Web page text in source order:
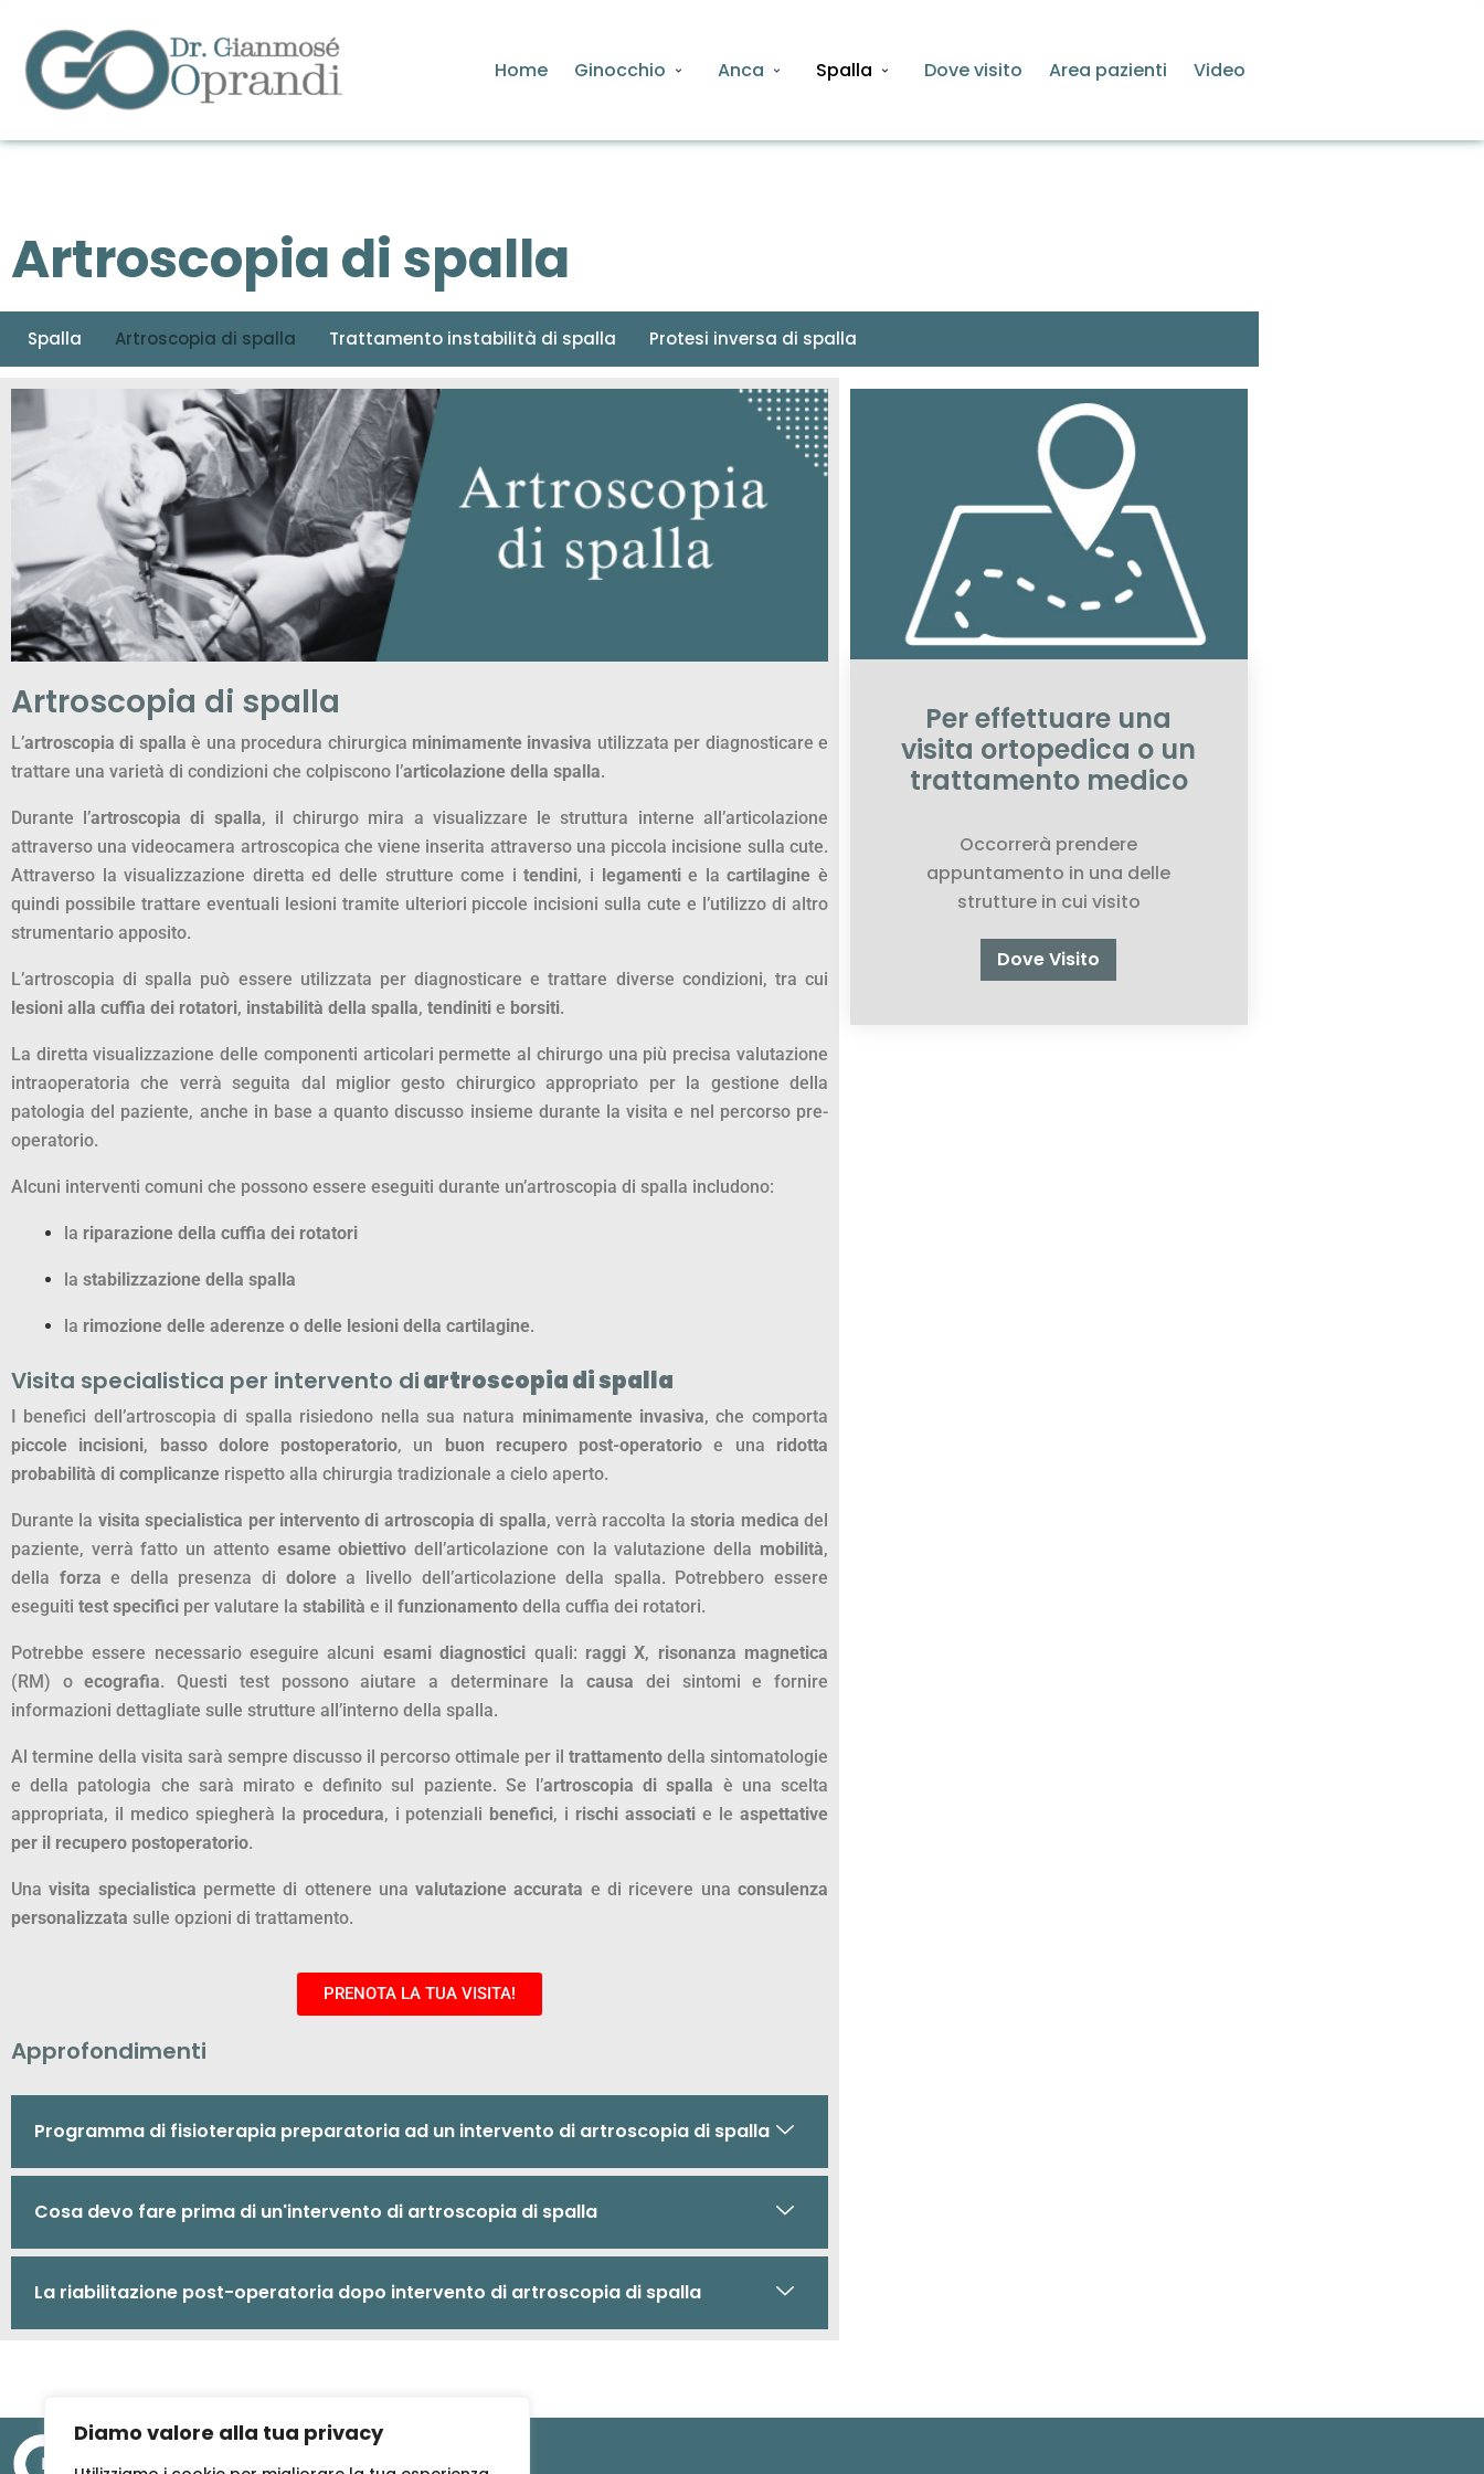
Diamo valore alla tua privacy
Home Ginocchio Anca Spalla Dove visito Area pazienti Video
Artroscopia di spalla
Spalla Artroscopia di spalla Trattamento instabilità di spalla Protesi inversa di spalla
Artroscopia di spalla
L’artroscopia di spalla è una procedura chirurgica minimamente invasiva utilizzata per diagnosticare e
trattare una varietà di condizioni che colpiscono l’articolazione della spalla.
Durante l’artroscopia di spalla, il chirurgo mira a visualizzare le struttura interne all’articolazione
attraverso una videocamera artroscopica che viene inserita attraverso una piccola incisione sulla cute.
Attraverso la visualizzazione diretta ed delle strutture come itendini, i legamentie lacartilagine è
quindi possibile trattare eventuali lesioni tramite ulteriori piccole incisioni sulla cute e l’utilizzo di altro
strumentario apposito.
L’artroscopia di spalla può essere utilizzata per diagnosticare e trattare diverse condizioni, tra cui
lesioni alla cuffia dei rotatori, instabilità della spalla, tendiniti e borsiti.
La diretta visualizzazione delle componenti articolari permette al chirurgo una più precisa valutazione
intraoperatoria che verrà seguita dal miglior gesto chirurgico appropriato per la gestione della
patologia del paziente, anche in base a quanto discusso insieme durante la visita e nel percorso pre-
operatorio.
Alcuni interventi comuni che possono essere eseguiti durante un’artroscopia di spalla includono:
la riparazione della cuffia dei rotatori
la stabilizzazione della spalla
la rimozione delle aderenze o delle lesioni della cartilagine.
Visita specialistica per intervento diartroscopia di spalla
I benefici dell’artroscopia di spalla risiedono nella sua natura minimamente invasiva, che comporta
piccole incisioni, basso dolore postoperatorio, un buon recupero post-operatorio e una ridotta
probabilità di complicanze rispetto alla chirurgia tradizionale a cielo aperto.
Durante la visita specialistica per intervento di artroscopia di spalla, verrà raccolta lastoria medica del
paziente, verrà fatto un attento esame obiettivo dell’articolazione con la valutazione della mobilità,
della forza e della presenza di dolorea livello dell’articolazione della spalla. Potrebbero essere
eseguiti test specifici per valutare la stabilità e il funzionamento della cuffia dei rotatori.
Potrebbe essere necessario eseguire alcuni esami diagnostici quali: raggi X, risonanza magnetica
(RM) oecografia. Questi test possono aiutare a determinare lacausa dei sintomi e fornire
informazioni dettagliate sulle strutture all’interno della spalla.
Al termine della visita sarà sempre discusso il percorso ottimale per il trattamento della sintomatologie
e della patologia che sarà mirato e definito sul paziente. Se l’artroscopia di spalla è una scelta
appropriata, il medico spiegherà la procedura, i potenziali benefici, i rischi associati e leaspettative
per il recupero postoperatorio.
Unavisita specialistica permette di ottenere unavalutazione accurata e di ricevere unaconsulenza
personalizzata sulle opzioni di trattamento.
PRENOTA LA TUA VISITA!
Approfondimenti
Programma di fisioterapia preparatoria ad un intervento di artroscopia di spalla
Cosa devo fare prima di un'intervento di artroscopia di spalla
La riabilitazione post-operatoria dopo intervento di artroscopia di spalla
Per effettuare una
visita ortopedica o un
trattamento medico
Occorrerà prendere
appuntamento in una delle
strutture in cui visito
Dove Visito